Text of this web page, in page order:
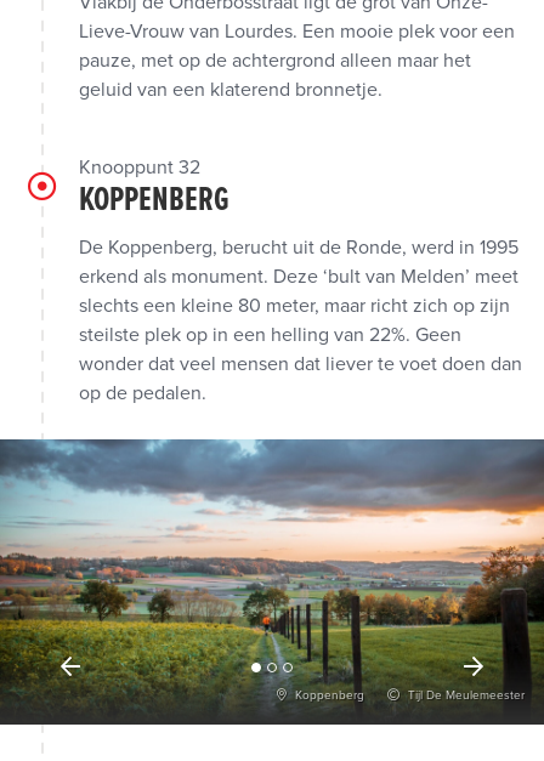
Lieve-Vrouw van Lourdes. Een mooie plek voor een
pauze, met op de achtergrond alleen maar het
geluid van een klaterend bronnetje.
Knooppunt 32
KOPPENBERG
Koppenberg Tijl De Meulemeester
De Koppenberg, berucht uit de Ronde, werd in 1995
erkend als monument. Deze ‘bult van Melden’ meet
slechts een kleine 80 meter, maar richt zich op zijn
steilste plek op in een helling van 22%. Geen
wonder dat veel mensen dat liever te voet doen dan
op de pedalen.